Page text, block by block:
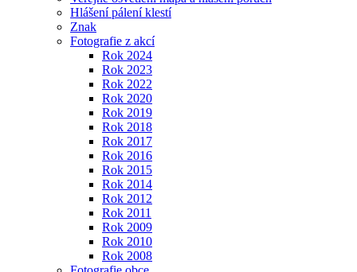
Hlášení pálení klestí
Znak
Fotografie z akcí
Rok 2024
Rok 2023
Rok 2022
Rok 2020
Rok 2019
Rok 2018
Rok 2017
Rok 2016
Rok 2015
Rok 2014
Rok 2012
Rok 2011
Rok 2009
Rok 2010
Rok 2008